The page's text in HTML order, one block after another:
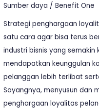
Sumber daya /Benefit One
Strategi penghargaan
satu cara agar bisa terus
industri bisnis yang
mendapatkan keunggulan
pelanggan lebih terlibat
Sayangnya, menyusun dan
penghargaan loyalitas